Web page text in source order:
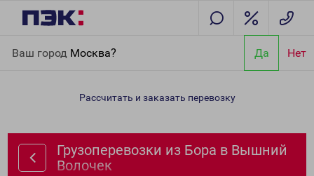
Ваш город Москва? Да Нет
Волочек
Рассчитать и заказать перевозку
Грузоперевозки из Бора в Вышний
Волочек